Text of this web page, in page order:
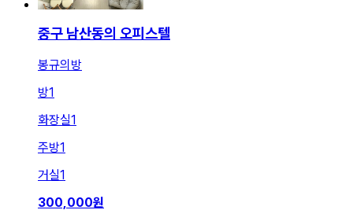
중구 남산동의 오피스텔
봉규의방
방1
화장실1
주방1
거실1
300,000원